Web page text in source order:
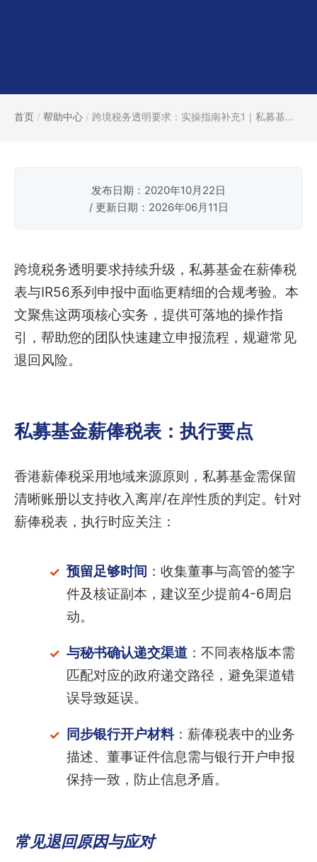
首页 / 帮助中心 / 跨境税务透明要求：实操指南补充1｜私募基...
发布日期：2020年10月22日
/ 更新日期：2026年06月11日
跨境税务透明要求持续升级，私募基金在薪俸税
表与IR56系列申报中面临更精细的合规考验。本
文聚焦这两项核心实务，提供可落地的操作指
引，帮助您的团队快速建立申报流程，规避常见
退回风险。
私募基金薪俸税表：执行要点
香港薪俸税采用地域来源原则，私募基金需保留
清晰账册以支持收入离岸/在岸性质的判定。针对
薪俸税表，执行时应关注：
预留足够时间 ：收集董事与高管的签字
件及核证副本，建议至少提前4-6周启
动。
与秘书确认递交渠道：不同表格版本需
匹配对应的政府递交路径，避免渠道错
误导致延误。
同步银行开户材料：薪俸税表中的业务
描述、董事证件信息需与银行开户申报
保持一致，防止信息矛盾。
常见退回原因与应对